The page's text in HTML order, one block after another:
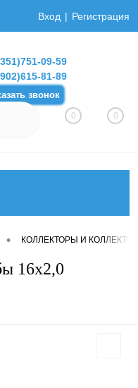
Вход Регистрация
09-59
81-89
звонок
0 0
• КОЛЛЕКТОРЫ И
16x2,0